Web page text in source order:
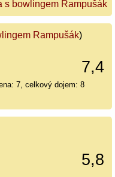
s bowlingem Rampušák
Rampušák)
7,4
7, celkový dojem: 8
5,8